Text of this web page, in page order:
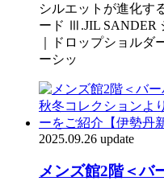
シルエットが進化す
ード Ⅲ.JIL SANDER
｜ドロップショルダ
ーシッ
2025.09.26 update
メンズ館2階＜バ